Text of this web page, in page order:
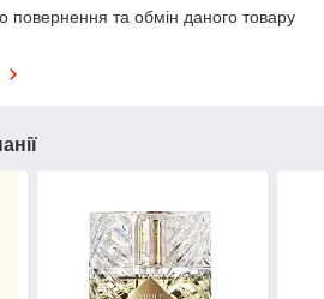
та обмін даного товару